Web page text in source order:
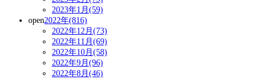
2023年1月(59)
open2022年(816)
2022年12月(73)
2022年11月(69)
2022年10月(58)
2022年9月(96)
2022年8月(46)